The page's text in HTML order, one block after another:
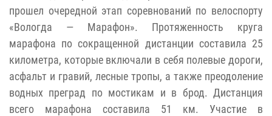
прошел очередной этап соревнований по велоспорту
«Вологда — Марафон». Протяженность круга
марафона по сокращенной дистанции составила 25
километра, которые включали в себя полевые дороги,
асфальт и гравий, лесные тропы, а также преодоление
водных преград по мостикам и в брод. Дистанция
всего марафона составила 51 км. Участие в